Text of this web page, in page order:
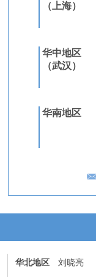
（上海）
华中地区
（武汉）
华南地区
华北地区 刘晓亮